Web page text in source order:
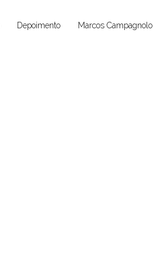
Depoimento Marcos Campagnolo